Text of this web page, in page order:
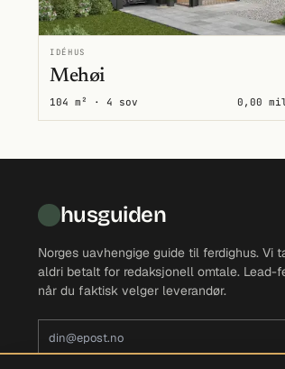
IDÉHUS
Mehøi
104 m² · 4 sov 0,00
husguiden
Norges uavhengige guide til ferdighus. Vi
aldri betalt for redaksjonell omtale. Lead-
når du faktisk velger leverandør.